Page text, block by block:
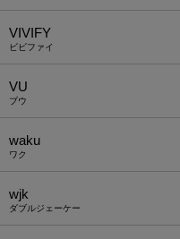
VIVIFY
ビビファイ
VU
ブウ
waku
ワク
wjk
ダブルジェーケー